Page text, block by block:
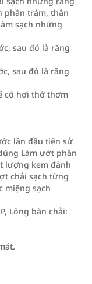
phần trám, thân
sạch những
sau đó là răng
sau đó là răng
có hơi thở thơm
lần đầu tiên sử
Làm ướt phần
lượng kem đánh
chải sạch từng
miệng sạch
Lông bàn chải: